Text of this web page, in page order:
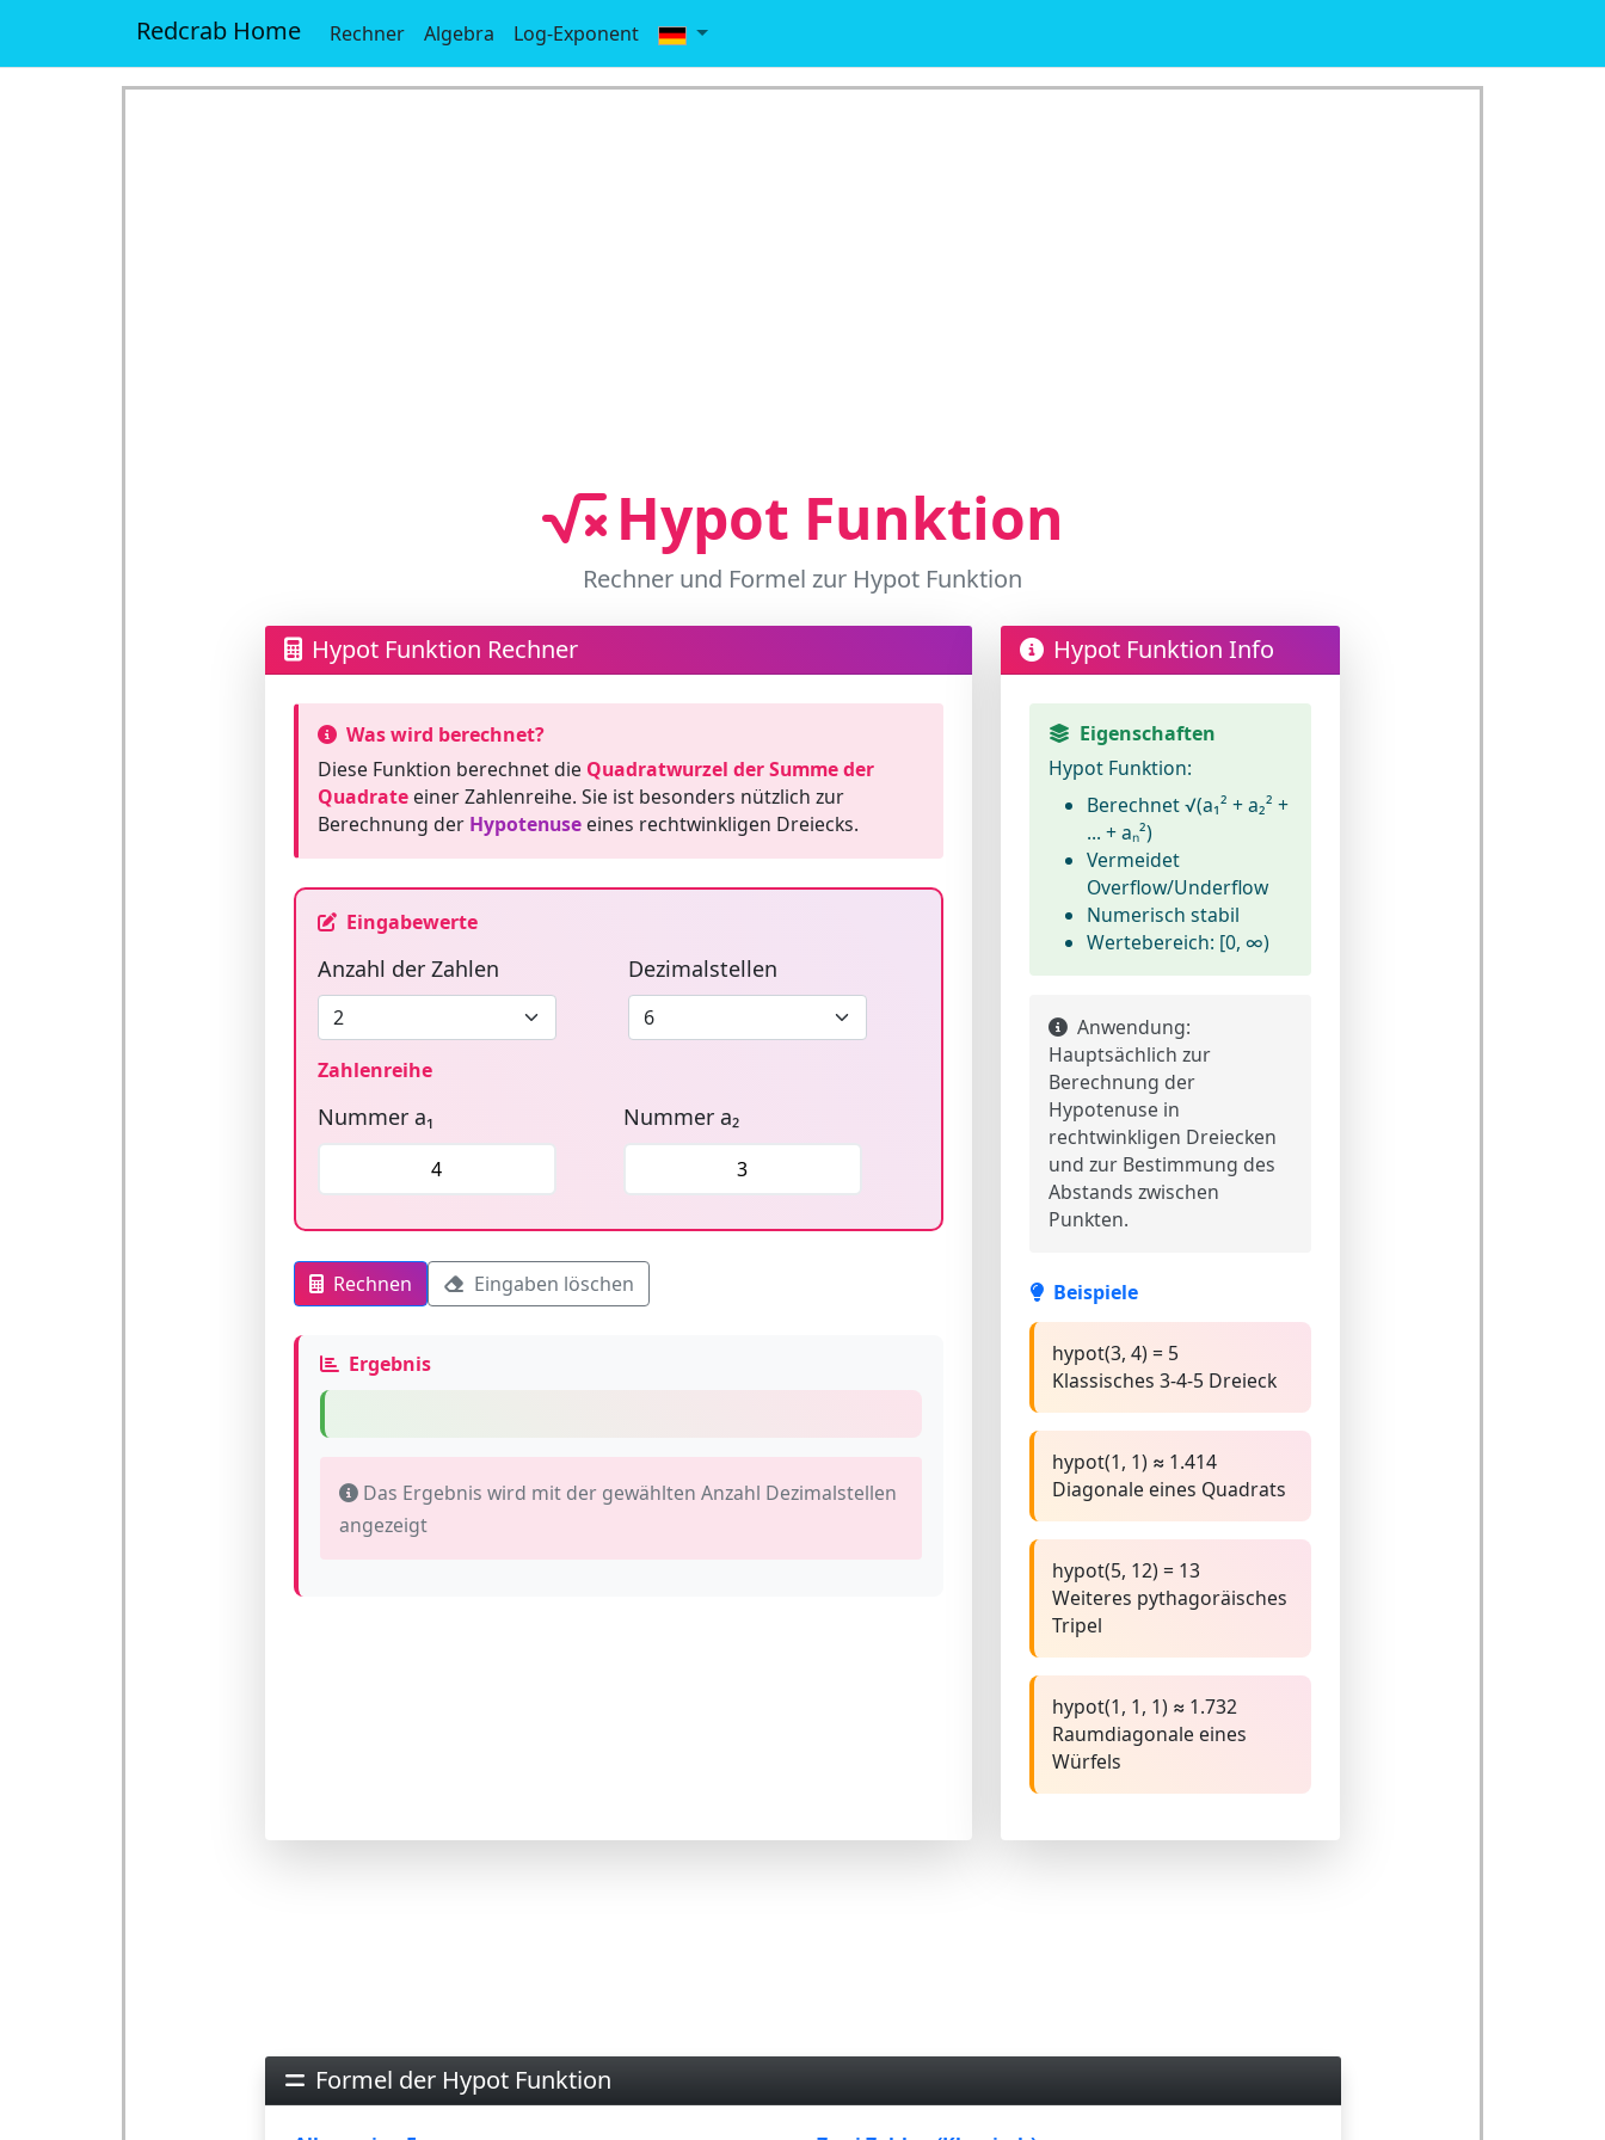
Redcrab Home Rechner Algebra Log-Exponent
Hypot Funktion
Rechner und Formel zur Hypot Funktion
Hypot Funktion Rechner
Was wird berechnet?
Diese Funktion berechnet die Quadratwurzel der Summe der
Quadrateeiner Zahlenreihe. Sie ist besonders nützlich zur
Berechnung der Hypotenuseeines rechtwinkligen Dreiecks.
Eingabewerte
Anzahl der Zahlen Dezimalstellen
Zahlenreihe
Nummer a₁ Nummer a₂
Rechnen Eingaben löschen
Ergebnis
Das Ergebnis wird mit der gewählten Anzahl Dezimalstellen
angezeigt
Hypot Funktion Info
Eigenschaften
Hypot Funktion:
Berechnet √(a₁² + a₂² +
... + aₙ²)
Vermeidet
Overflow/Underflow
Numerisch stabil
Wertebereich: [0, ∞)
Anwendung:
Hauptsächlich zur
Berechnung der
Hypotenuse in
rechtwinkligen Dreiecken
und zur Bestimmung des
Abstands zwischen
Punkten.
Beispiele
hypot(3, 4) = 5
Klassisches 3-4-5 Dreieck
hypot(1, 1) ≈ 1.414
Diagonale eines Quadrats
hypot(5, 12) = 13
Weiteres pythagoräisches
Tripel
hypot(1, 1, 1) ≈ 1.732
Raumdiagonale eines
Würfels
Formel der Hypot Funktion